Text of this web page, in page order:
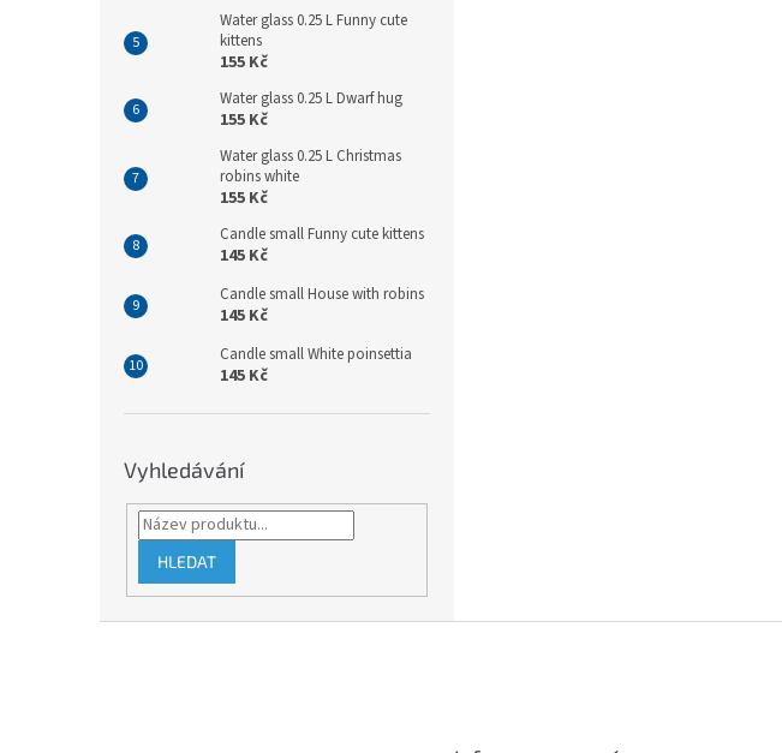
Water glass 0.25 L Funny cute
kittens
155 Kč
Water glass 0.25 L Dwarf hug
155 Kč
Water glass 0.25 L Christmas
robins white
155 Kč
Candle small Funny cute kittens
145 Kč
Candle small House with robins
145 Kč
Candle small White poinsettia
145 Kč
Vyhledávání
HLEDAT